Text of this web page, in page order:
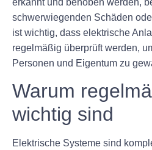
schwerwiegenden Schäden
ist wichtig, dass elektrische
regelmäßig überprüft werden,
Personen und Eigentum zu
Warum
wichtig sind
Elektrische Systeme sind